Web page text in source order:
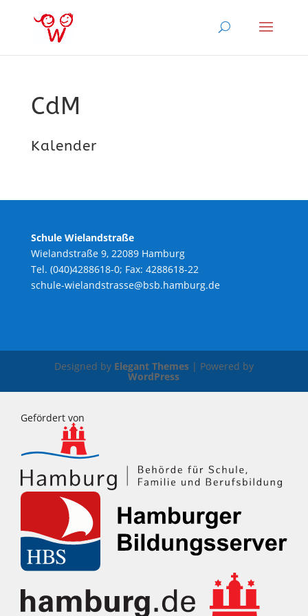
CdM
Kalender
Schule Wielandstraße
Wielandstraße 9, 22089 Hamburg
Tel. (040)4288618-0; Fax: 4288618-22
schule-wielandstrasse@bsb.hamburg.de
Designed by Elegant Themes| Powered by
WordPress
Gefördert von